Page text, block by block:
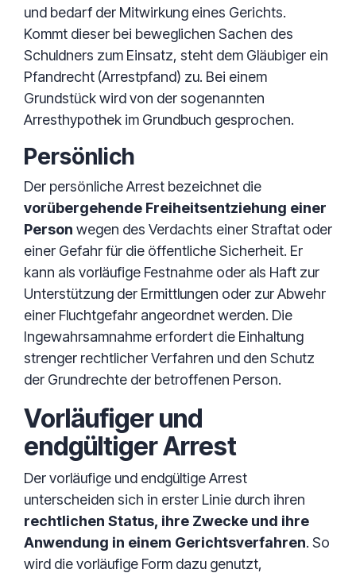
und bedarf der Mitwirkung eines Gerichts.
Kommt dieser bei beweglichen Sachen des
Schuldners zum Einsatz, steht dem Gläubiger ein
Pfandrecht (Arrestpfand) zu. Bei einem
Grundstück wird von der sogenannten
Arresthypothek im Grundbuch gesprochen.
Persönlich
Der persönliche Arrest bezeichnet die
vorübergehende Freiheitsentziehung einer
Person wegen des Verdachts einer Straftat oder
einer Gefahr für die öffentliche Sicherheit. Er
kann als vorläufige Festnahme oder als Haft zur
Unterstützung der Ermittlungen oder zur Abwehr
einer Fluchtgefahr angeordnet werden. Die
Ingewahrsamnahme erfordert die Einhaltung
strenger rechtlicher Verfahren und den Schutz
der Grundrechte der betroffenen Person.
Vorläufiger und
endgültiger Arrest
Der vorläufige und endgültige Arrest
unterscheiden sich in erster Linie durch ihren
rechtlichen Status, ihre Zwecke und ihre
Anwendung in einem Gerichtsverfahren. So
wird die vorläufige Form dazu genutzt,